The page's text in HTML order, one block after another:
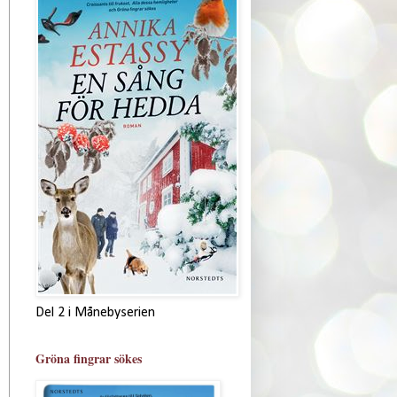
Del 2 i Månebyserien
Gröna fingrar sökes